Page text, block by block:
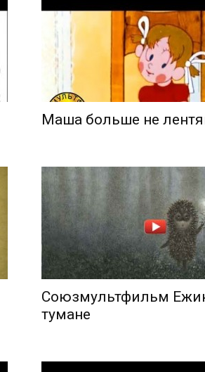
Маша больше не
Союзмультфильм
тумане